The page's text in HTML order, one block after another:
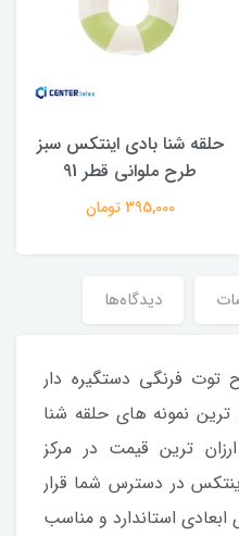
حلقه شنا بادی اینتکس سبز
طرح ملوانی قطر 91
395,000 تومان
دیدگاه‌ها
توت فرنگی دستگیره دار
نمونه های حلقه شنا
ترین قیمت در مرکز
در دسترس شما قرار
ابعادی استاندارد و مناسب